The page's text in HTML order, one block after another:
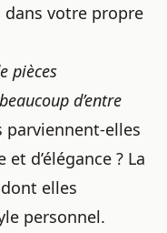
dans votre propre
pièces
d’entre
parviennent-elles
d’élégance ? La
elles
personnel.